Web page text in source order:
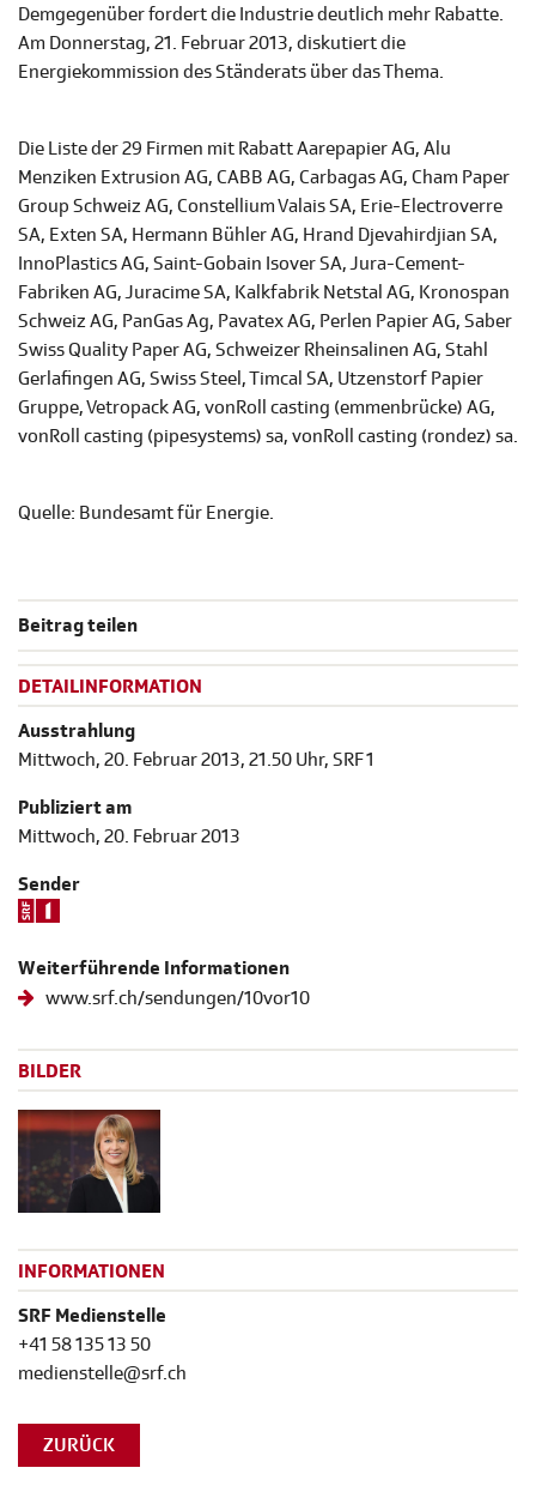
Demgegenüber fordert die Industrie deutlich mehr Rabatte.
Am Donnerstag, 21. Februar 2013, diskutiert die
Energiekommission des Ständerats über das Thema.
Die Liste der 29 Firmen mit RabattAarepapier AG, Alu
Menziken Extrusion AG, CABB AG, Carbagas AG, Cham Paper
Group Schweiz AG, Constellium Valais SA, Erie-Electroverre
SA, Exten SA, Hermann Bühler AG, Hrand Djevahirdjian SA,
InnoPlastics AG, Saint-Gobain Isover SA, Jura-Cement-
Fabriken AG, Juracime SA, Kalkfabrik Netstal AG, Kronospan
Schweiz AG, PanGas Ag, Pavatex AG, Perlen Papier AG, Saber
Swiss Quality Paper AG, Schweizer Rheinsalinen AG, Stahl
Gerlafingen AG, Swiss Steel, Timcal SA, Utzenstorf Papier
Gruppe, Vetropack AG, vonRoll casting (emmenbrücke) AG,
vonRoll casting (pipesystems) sa, vonRoll casting (rondez) sa.
Quelle: Bundesamt für Energie.
Beitrag teilen
DETAILINFORMATION
Ausstrahlung
Mittwoch, 20. Februar 2013, 21.50 Uhr, SRF 1
Publiziert am
Mittwoch, 20. Februar 2013
Sender
Weiterführende Informationen
www.srf.ch/sendungen/10vor10
BILDER
INFORMATIONEN
SRF Medienstelle
+41 58 135 13 50
medienstelle@srf.ch
ZURÜCK